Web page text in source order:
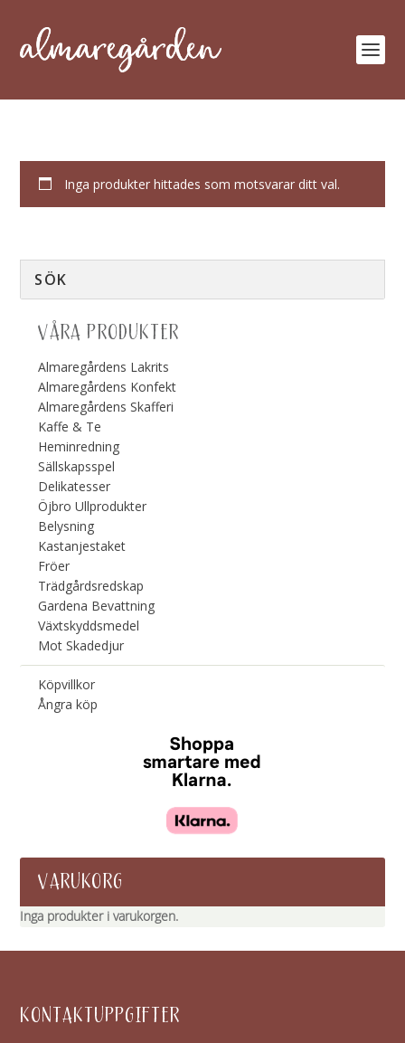
Inga produkter hittades som motsvarar ditt val.
VÅRA PRODUKTER
Almaregårdens Lakrits
Almaregårdens Konfekt
Almaregårdens Skafferi
Kaffe & Te
Heminredning
Sällskapsspel
Delikatesser
Öjbro Ullprodukter
Belysning
Kastanjestaket
Fröer
Trädgårdsredskap
Gardena Bevattning
Växtskyddsmedel
Mot Skadedjur
Köpvillkor
Ångra köp
VARUKORG
Inga produkter i varukorgen.
KONTAKTUPPGIFTER